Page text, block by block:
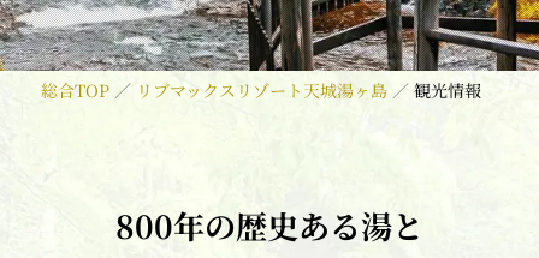
総合TOP リブマックスリゾート天城湯ヶ島 観光情報
800年の歴史ある湯と